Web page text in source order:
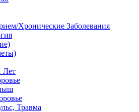
Хронические Заболевания
Лет
Травма